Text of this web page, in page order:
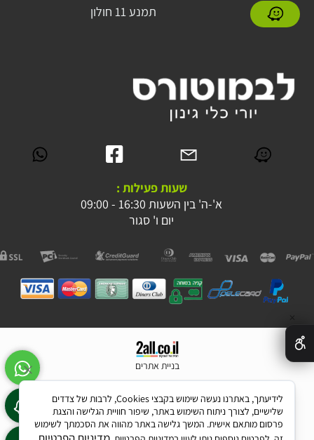
תמנע 11 חולון
שעות פעילות :
א'-ה' בין השעות 16:30 - 09:00
יום ו' סגור
בניית אתרים
לידיעתך, באתרנו נעשה שימוש בקבצי Cookies, לרבות של צדדים
שלישיים, לצורך ניתוח השימוש באתר, שיפור חוויית הגלישה והצגת
פרסום מותאם אישית. המשך גלישה באתר מהווה את הסכמתך לשימוש